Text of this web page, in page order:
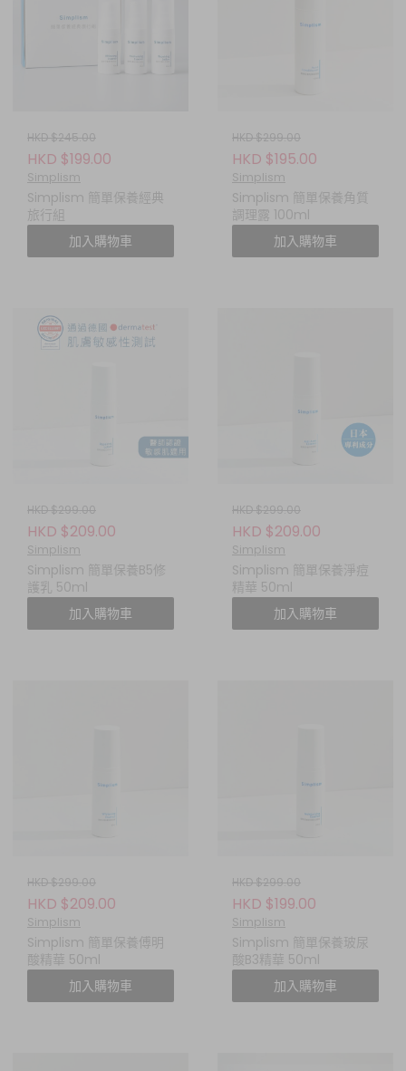
HKD $245.00
HKD $199.00
Simplism
Simplism 簡單保養經典
旅行組
加入購物車
HKD $299.00
HKD $195.00
Simplism
Simplism 簡單保養角質
調理露 100ml
加入購物車
HKD $299.00
HKD $209.00
Simplism
Simplism 簡單保養B5修
護乳 50ml
加入購物車
HKD $299.00
HKD $209.00
Simplism
Simplism 簡單保養淨痘
精華 50ml
加入購物車
HKD $299.00
HKD $209.00
Simplism
Simplism 簡單保養傅明
酸精華 50ml
加入購物車
HKD $299.00
HKD $199.00
Simplism
Simplism 簡單保養玻尿
酸B3精華 50ml
加入購物車